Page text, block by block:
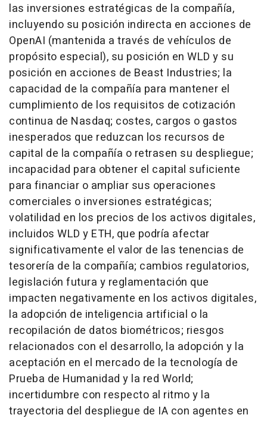
las inversiones estratégicas de la compañía,
incluyendo su posición indirecta en acciones de
OpenAI (mantenida a través de vehículos de
propósito especial), su posición en WLD y su
posición en acciones de Beast Industries; la
capacidad de la compañía para mantener el
cumplimiento de los requisitos de cotización
continua de Nasdaq; costes, cargos o gastos
inesperados que reduzcan los recursos de
capital de la compañía o retrasen su despliegue;
incapacidad para obtener el capital suficiente
para financiar o ampliar sus operaciones
comerciales o inversiones estratégicas;
volatilidad en los precios de los activos digitales,
incluidos WLD y ETH, que podría afectar
significativamente el valor de las tenencias de
tesorería de la compañía; cambios regulatorios,
legislación futura y reglamentación que
impacten negativamente en los activos digitales,
la adopción de inteligencia artificial o la
recopilación de datos biométricos; riesgos
relacionados con el desarrollo, la adopción y la
aceptación en el mercado de la tecnología de
Prueba de Humanidad y la red World;
incertidumbre con respecto al ritmo y la
trayectoria del despliegue de IA con agentes en